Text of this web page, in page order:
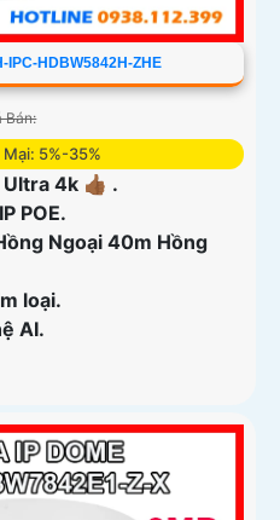
IPC-HDBW5842H-ZHE
Bán:
5%-35%
Ultra 4k 👍🏾 .
IP POE.
Ngoại 40m Hồng
loại.
AI.